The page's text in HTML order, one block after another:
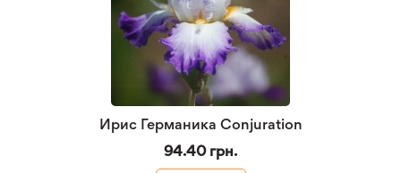
Ирис Германика Conjuration
94.40 грн.